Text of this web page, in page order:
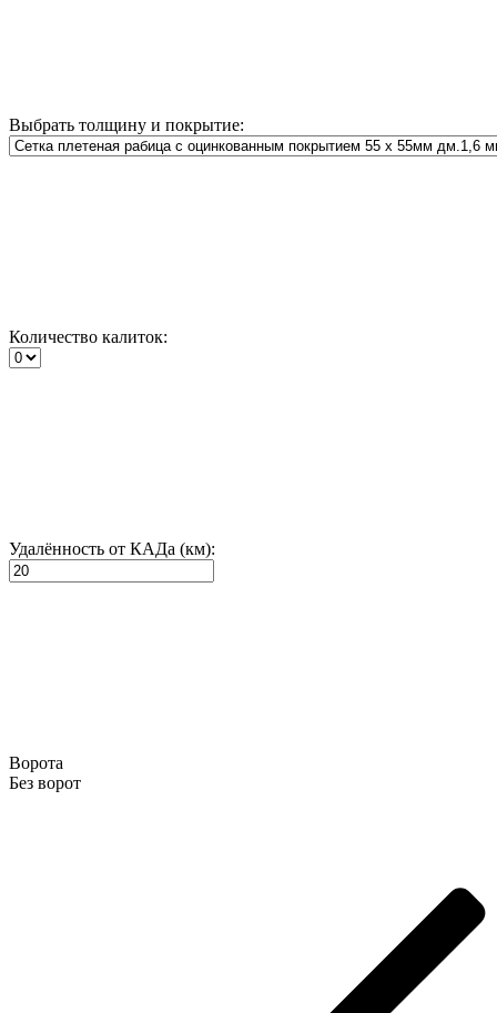
Выбрать толщину и покрытие:
Количество калиток:
Удалённость от КАДа (км):
Ворота
Без ворот